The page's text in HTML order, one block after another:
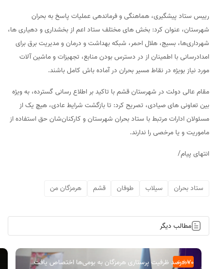
رییس ستاد پیشگیری، هماهنگی و فرماندهی عملیات پاسخ به بحران
شهرستان، عنوان کرد: بخش های مختلف ستاد اعم از بخشداری و دهیاری ها،
شهرداری‌ها، بسیج، هلال احمر، شبکه بهداشت و درمان و مدیریت برق برای
امدادرسانی با اطمینان از در دسترس بودن منابع، تجهیزات و ماشین آلات
مورد نیاز بویژه در نقاط مسیر بحران در آماده باش کامل باشند.
مقام عالی دولت در شهرستان قشم با تاکید بر اطلاع رسانی گسترده، به ویژه
بین تعاونی های صیادی، تصریح کرد: تا بازگشت شرایط عادی، هیچ یک از
مسئولان ادارات مرتبط با ستاد بحران شهرستان و کارکنان‌شان حق استفاده از
ماموریت و یا مرخصی را ندارند.
انتهای پیام/
ستاد بحران سیلاب طوفان قشم هرمزگان من
مطالب دیگر
حوادث۷۰ درصد ظرفیت پرستاری هرمزگان به بومی‌ها اختصاص یافت